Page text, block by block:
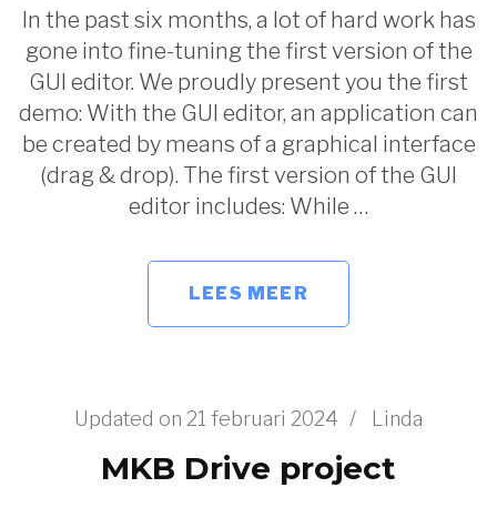
In the past six months, a lot of hard work has
gone into fine-tuning the first version of the
GUI editor. We proudly present you the first
demo: With the GUI editor, an application can
be created by means of a graphical interface
(drag & drop). The first version of the GUI
editor includes: While …
LEES MEER
Updated on 21 februari 2024 / Linda
MKB Drive project